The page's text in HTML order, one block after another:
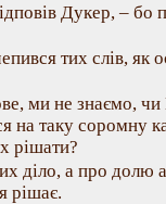
Дукер, –
тих слів, як
ми не знаємо, чи
на таку соромну
рішати?
діло, а про долю
рішає.